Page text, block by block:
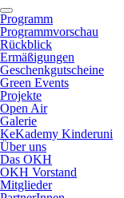
Programm
Programmvorschau
Rückblick
Ermäßigungen
Geschenkgutscheine
Green Events
Projekte
Open Air
Galerie
KeKademy Kinderuni
Über uns
Das OKH
OKH Vorstand
Mitglieder